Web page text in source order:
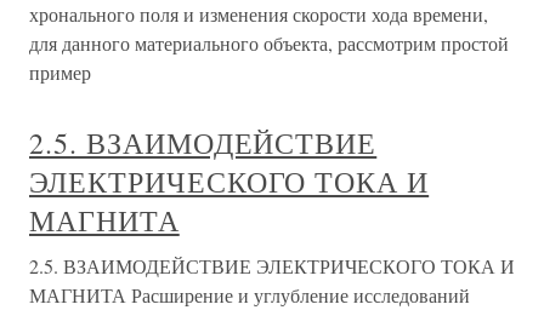
хронального поля и изменения скорости хода времени,
для данного материального объекта, рассмотрим простой
пример
2.5. ВЗАИМОДЕЙСТВИЕ
ЭЛЕКТРИЧЕСКОГО ТОКА И
МАГНИТА
2.5. ВЗАИМОДЕЙСТВИЕ ЭЛЕКТРИЧЕСКОГО ТОКА И
МАГНИТА Расширение и углубление исследований